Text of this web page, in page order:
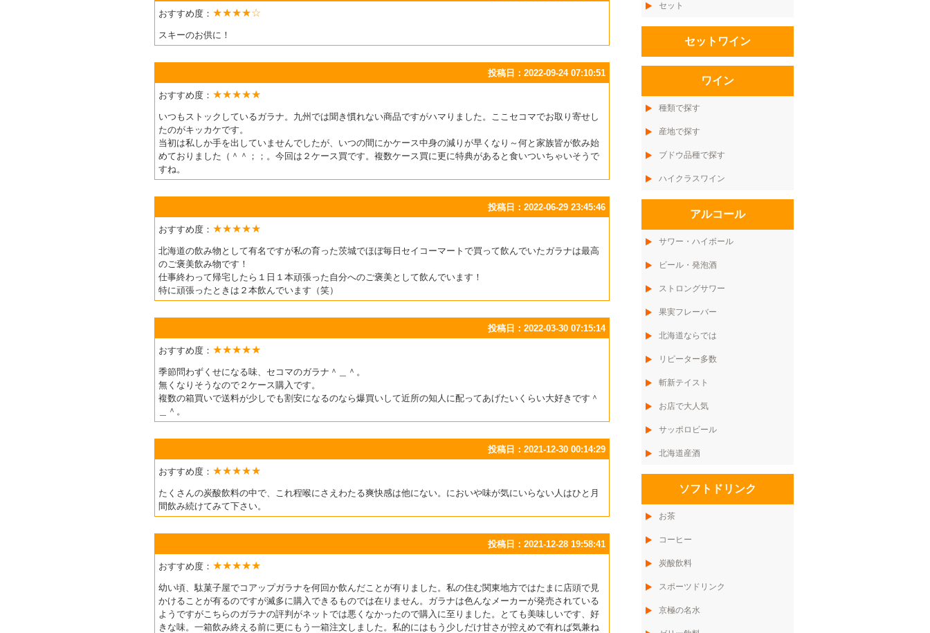
おすすめ度： ★★★★☆
スキーのお供に！
投稿日：2022-09-24 07:10:51
おすすめ度： ★★★★★
いつもストックしているガラナ。九州では聞き慣れない商品ですがハマりました。ここセコマでお取り寄せし
たのがキッカケです。
当初は私しか手を出していませんでしたが、いつの間にかケース中身の減りが早くなり～何と家族皆が飲み始
めておりました（＾＾；；。今回は２ケース買です。複数ケース買に更に特典があると食いついちゃいそうで
すね。
投稿日：2022-06-29 23:45:46
おすすめ度： ★★★★★
北海道の飲み物として有名ですが私の育った茨城でほぼ毎日セイコーマートで買って飲んでいたガラナは最高
のご褒美飲み物です！
仕事終わって帰宅したら１日１本頑張った自分へのご褒美として飲んでいます！
特に頑張ったときは２本飲んでいます（笑）
投稿日：2022-03-30 07:15:14
おすすめ度： ★★★★★
季節問わずくせになる味、セコマのガラナ＾＿＾。
無くなりそうなので２ケース購入です。
複数の箱買いで送料が少しでも割安になるのなら爆買いして近所の知人に配ってあげたいくらい大好きです＾
＿＾。
投稿日：2021-12-30 00:14:29
おすすめ度： ★★★★★
たくさんの炭酸飲料の中で、これ程喉にさえわたる爽快感は他にない。においや味が気にいらない人はひと月
間飲み続けてみて下さい。
投稿日：2021-12-28 19:58:41
おすすめ度： ★★★★★
幼い頃、駄菓子屋でコアップガラナを何回か飲んだことが有りました。私の住む関東地方ではたまに店頭で見
かけることが有るのですが滅多に購入できるものでは在りません。ガラナは色んなメーカーが発売されている
ようですがこちらのガラナの評判がネットでは悪くなかったので購入に至りました。とても美味しいです、好
きな味。一箱飲み終える前に更にもう一箱注文しました。私的にはもう少しだけ甘さが控えめで有れば気兼ね
セット
セットワイン
ワイン
種類で探す
産地で探す
ブドウ品種で探す
ハイクラスワイン
アルコール
サワー・ハイボール
ビール・発泡酒
ストロングサワー
果実フレーバー
北海道ならでは
リピーター多数
斬新テイスト
お店で大人気
サッポロビール
北海道産酒
ソフトドリンク
お茶
コーヒー
炭酸飲料
スポーツドリンク
京極の名水